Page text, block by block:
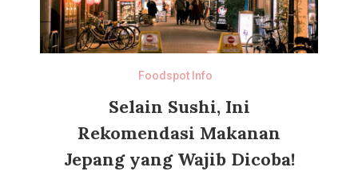
Sering
Banget
Bikin
Foodspot Info
Selain Sushi, Ini
Rekomendasi Makanan
Jepang yang Wajib Dicoba!